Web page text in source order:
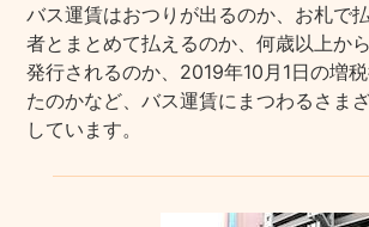
バス運賃はおつりが出るのか、お札で
者とまとめて払えるのか、何歳以上か
発行されるのか、2019年10月1日の増
たのかなど、バス運賃にまつわるさま
しています。